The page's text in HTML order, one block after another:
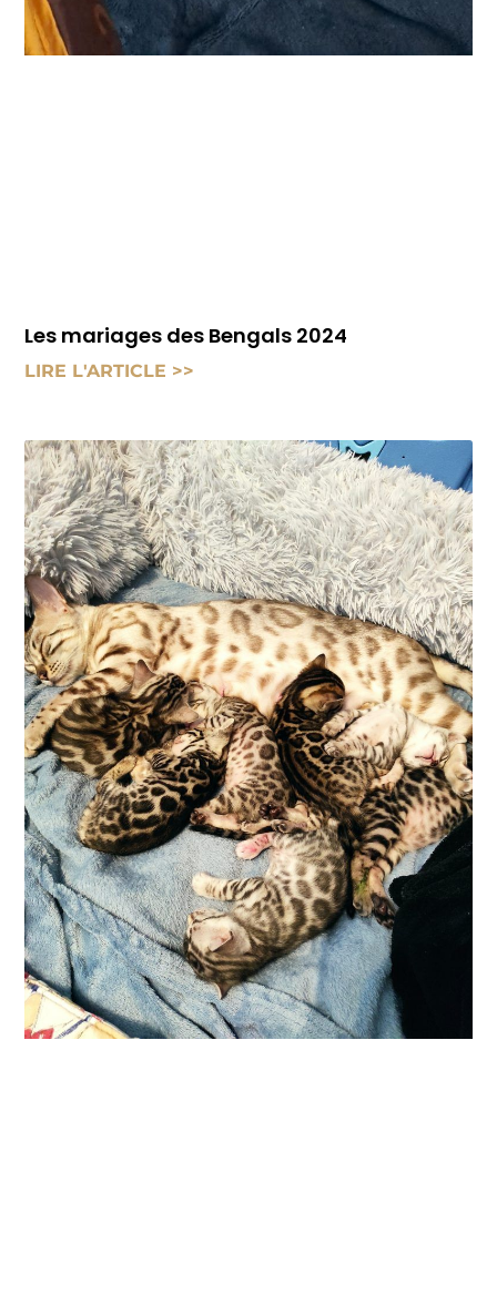
Les mariages des Bengals 2024
LIRE L'ARTICLE >>